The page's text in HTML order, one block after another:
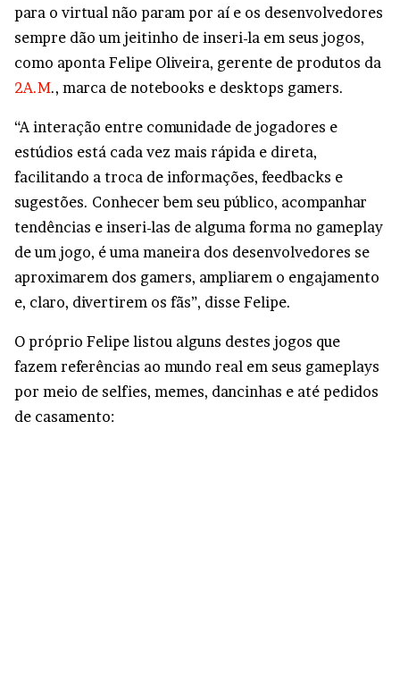
para o virtual não param por aí e os desenvolvedores
sempre dão um jeitinho de inseri-la em seus jogos,
como aponta Felipe Oliveira, gerente de produtos da
2A.M., marca de notebooks e desktops gamers.
“A interação entre comunidade de jogadores e
estúdios está cada vez mais rápida e direta,
facilitando a troca de informações, feedbacks e
sugestões. Conhecer bem seu público, acompanhar
tendências e inseri-las de alguma forma no gameplay
de um jogo, é uma maneira dos desenvolvedores se
aproximarem dos gamers, ampliarem o engajamento
e, claro, divertirem os fãs”, disse Felipe.
O próprio Felipe listou alguns destes jogos que
fazem referências ao mundo real em seus gameplays
por meio de selfies, memes, dancinhas e até pedidos
de casamento: